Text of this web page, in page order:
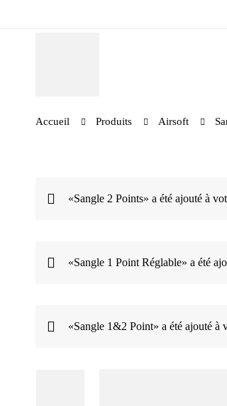
Accueil Produits Airsoft
«Sangle 2 Points» a été ajouté à
«Sangle 1 Point Réglable» a été
«Sangle 1&2 Point» a été ajouté à